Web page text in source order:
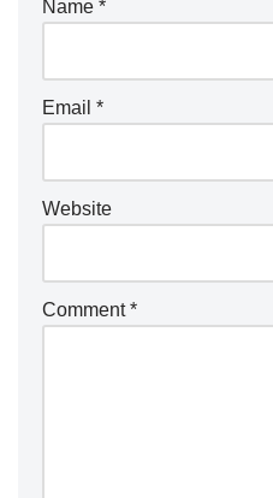
Name *
Email *
Website
Comment*